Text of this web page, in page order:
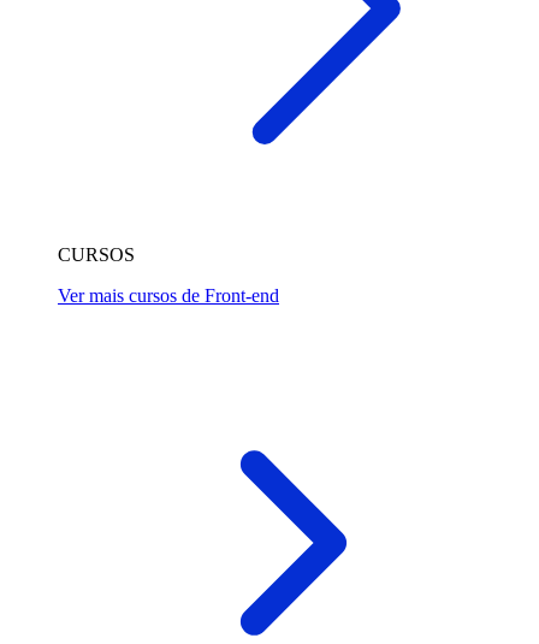
CURSOS
Ver mais cursos de Front-end